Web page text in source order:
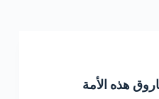
هذه الأمة